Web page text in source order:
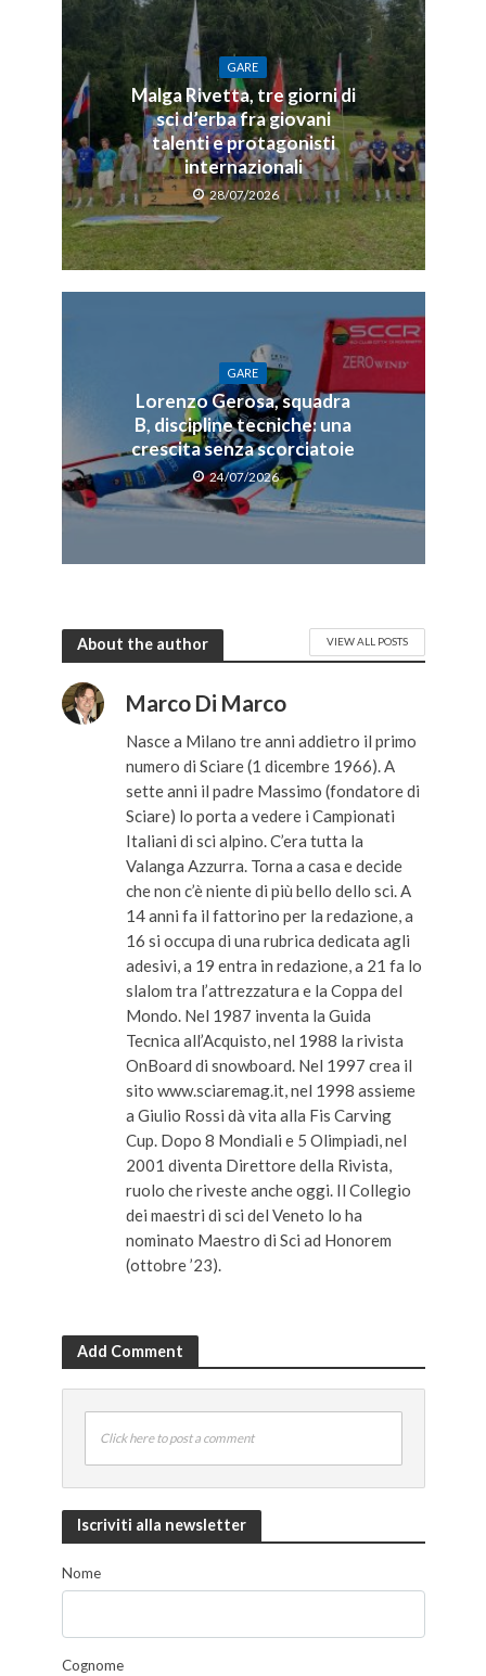
GARE
Malga Rivetta, tre giorni di
sci d’erba fra giovani
talenti e protagonisti
internazionali
28/07/2026
GARE
Lorenzo Gerosa, squadra
B, discipline tecniche: una
crescita senza scorciatoie
24/07/2026
About the author VIEW ALL POSTS
Marco Di Marco
Nasce a Milano tre anni addietro il primo
numero di Sciare (1 dicembre 1966). A
sette anni il padre Massimo (fondatore di
Sciare) lo porta a vedere i Campionati
Italiani di sci alpino. C’era tutta la
Valanga Azzurra. Torna a casa e decide
che non c’è niente di più bello dello sci. A
14 anni fa il fattorino per la redazione, a
16 si occupa di una rubrica dedicata agli
adesivi, a 19 entra in redazione, a 21 fa lo
slalom tra l’attrezzatura e la Coppa del
Mondo. Nel 1987 inventa la Guida
Tecnica all’Acquisto, nel 1988 la rivista
OnBoard di snowboard. Nel 1997 crea il
sito www.sciaremag.it, nel 1998 assieme
a Giulio Rossi dà vita alla Fis Carving
Cup. Dopo 8 Mondiali e 5 Olimpiadi, nel
2001 diventa Direttore della Rivista,
ruolo che riveste anche oggi. Il Collegio
dei maestri di sci del Veneto lo ha
nominato Maestro di Sci ad Honorem
(ottobre ’23).
Add Comment
Click here to post a comment
Iscriviti alla newsletter
Nome
Cognome